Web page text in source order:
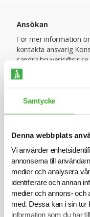
Samtycke
Denna webbplats
Vi använder
annonserna till
medier och analysera
identifierare och annan
medier och annons- och
med. Dessa kan i sin tur
information som du har
Ansökan
För mer information
kontakta ansvarig
kan komma att
ut. Sista
Varmt välkommen
Att arbeta som konsult
av en dedikerad
perfekta
yrkesroll och på ett
stora nätverk av
och därmed en unik
steg.